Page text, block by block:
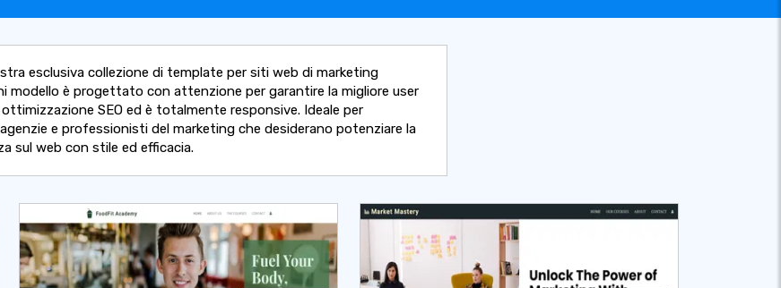
esclusiva collezione di template per siti web di marketing
modello è progettato con attenzione per garantire la migliore user
SEO ed è totalmente responsive. Ideale per
e professionisti del marketing che desiderano potenziare la
sul web con stile ed efficacia.